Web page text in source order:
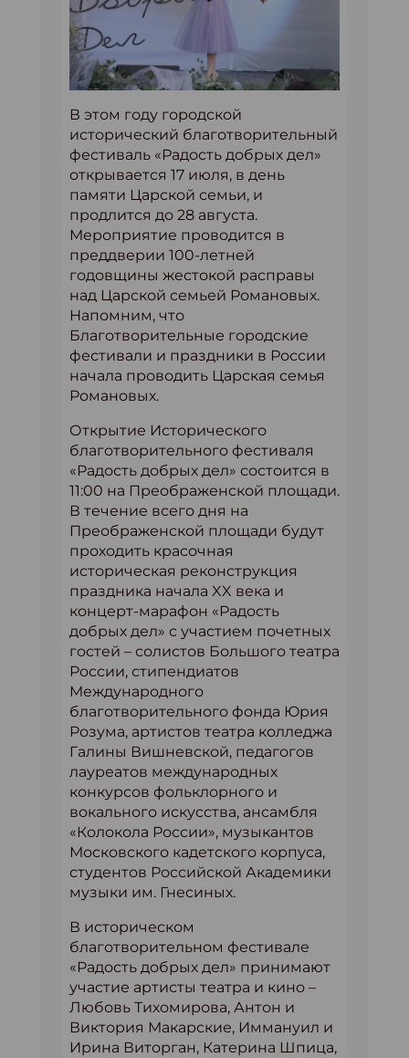
В этом году городской
исторический благотворительный
фестиваль «Радость добрых дел»
открывается 17 июля, в день
памяти Царской семьи, и
продлится до 28 августа.
Мероприятие проводится в
преддверии 100-летней
годовщины жестокой расправы
над Царской семьей Романовых.
Напомним, что
Благотворительные городские
фестивали и праздники в России
начала проводить Царская семья
Романовых.
Открытие Исторического
благотворительного фестиваля
«Радость добрых дел» состоится в
11:00 на Преображенской площади.
В течение всего дня на
Преображенской площади будут
проходить красочная
историческая реконструкция
праздника начала XX века и
концерт-марафон «Радость
добрых дел» с участием почетных
гостей – солистов Большого театра
России, стипендиатов
Международного
благотворительного фонда Юрия
Розума, артистов театра колледжа
Галины Вишневской, педагогов
лауреатов международных
конкурсов фольклорного и
вокального искусства, ансамбля
«Колокола России», музыкантов
Московского кадетского корпуса,
студентов Российской Академики
музыки им. Гнесиных.
В историческом
благотворительном фестивале
«Радость добрых дел» принимают
участие артисты театра и кино –
Любовь Тихомирова, Антон и
Виктория Макарские, Иммануил и
Ирина Виторган, Катерина Шпица,